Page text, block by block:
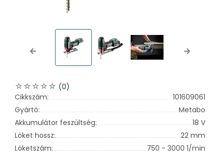
Previous Next
(0)
Cikkszám:
101609061
Gyártó:
Metabo
Akkumulátor feszültség:
18 V
Löket hossz:
22 mm
Löketszám:
750 - 3000 1/min